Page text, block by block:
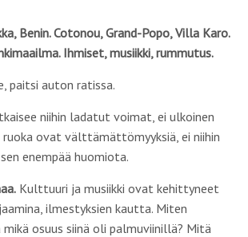
Benin. Cotonou, Grand-Popo, Villa Karo.
Ihmiset, musiikki, rummutus.
paitsi auton ratissa.
niihin ladatut voimat, ei ulkoinen
ruoka ovat välttämättömyyksiä, ei niihin
enempää huomiota.
Kulttuuri ja musiikki ovat kehittyneet
ilmestyksien kautta. Miten
osuus siinä oli palmuviinillä? Mitä